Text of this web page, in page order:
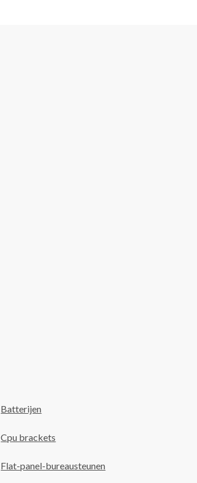
Batterijen
Cpu brackets
Flat-panel-bureausteunen